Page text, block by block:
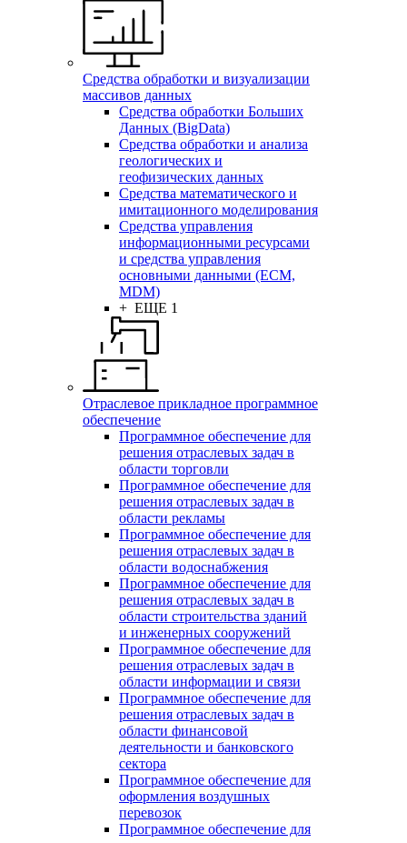
Средства обработки и визуализации
массивов данных
Средства обработки Больших
Данных (BigData)
Средства обработки и анализа
геологических и
геофизических данных
Средства математического и
имитационного моделирования
Средства управления
информационными ресурсами
и средства управления
основными данными (ECM,
MDM)
+ ЕЩЕ 1
Отраслевое прикладное программное
обеспечение
Программное обеспечение для
решения отраслевых задач в
области торговли
Программное обеспечение для
решения отраслевых задач в
области рекламы
Программное обеспечение для
решения отраслевых задач в
области водоснабжения
Программное обеспечение для
решения отраслевых задач в
области строительства зданий
и инженерных сооружений
Программное обеспечение для
решения отраслевых задач в
области информации и связи
Программное обеспечение для
решения отраслевых задач в
области финансовой
деятельности и банковского
сектора
Программное обеспечение для
оформления воздушных
перевозок
Программное обеспечение для